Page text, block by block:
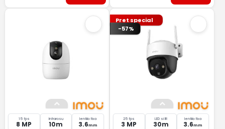
15 fps
8 MP
Infrarosu
10m
lentila fixa
3.6mm
Pret special
-57%
25 fps
3 MP
LED si IR
30m
lentila fixa
3.6mm